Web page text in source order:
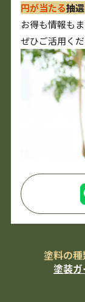
円が当たる抽
お得も情報も
ぜひご活用くだ
塗料の種
塗装